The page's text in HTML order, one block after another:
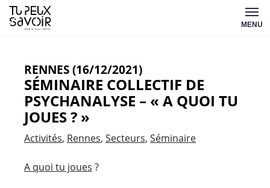
Aller
au
MENU
RENNES (16/12/2021)
SÉMINAIRE COLLECTIF DE
PSYCHANALYSE – « A QUOI TU
JOUES ? »
Activités Rennes Secteurs Séminaire
A quoi tu joues ?